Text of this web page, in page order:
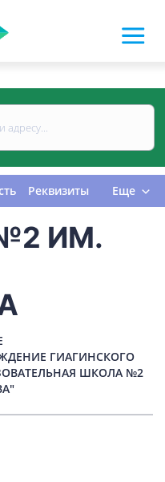
Реквизиты
изменений
Еще
ИМ.
ГИАГИНСКОГО
ШКОЛА №2